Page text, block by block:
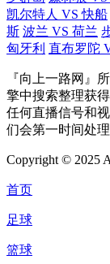
凯尔特人 VS 快船
斯 波兰 VS 荷兰
匈牙利 直布罗陀
『向上一路网』
擎中搜索整理获
任何直播信号和
们会第一时间处
Copyright © 2025
首页
足球
篮球